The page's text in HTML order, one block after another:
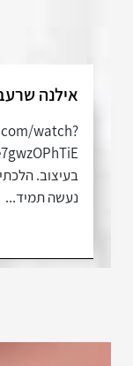
אילנה
watch?
בעיצוב.
נעשה תמיד...